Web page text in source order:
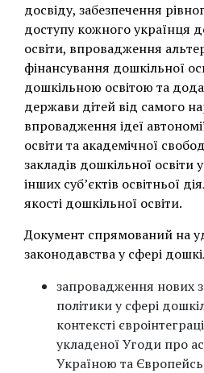
досвіду, забезпечення
доступу кожного українця
освіти, впровадження
фінансування дошкільної
дошкільною освітою та
держави дітей від самого
впровадження ідеї
освіти та академічної
закладів дошкільної освіти
інших суб’єктів освітньої
якості дошкільної освіти.
Документ спрямований на
законодавства у сфері
запровадження нових
політики у сфері
контексті
укладеної Угоди про
Україною та